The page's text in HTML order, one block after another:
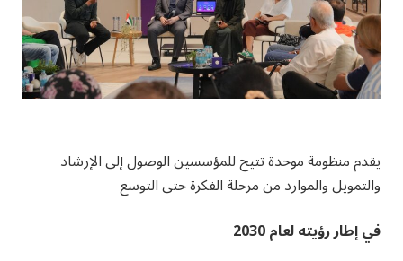
يقدم منظومة موحدة تتيح للمؤسسين الوصول إلى الإرشاد
والتمويل والموارد من مرحلة الفكرة حتى التوسع
في إطار رؤيته لعام 2030